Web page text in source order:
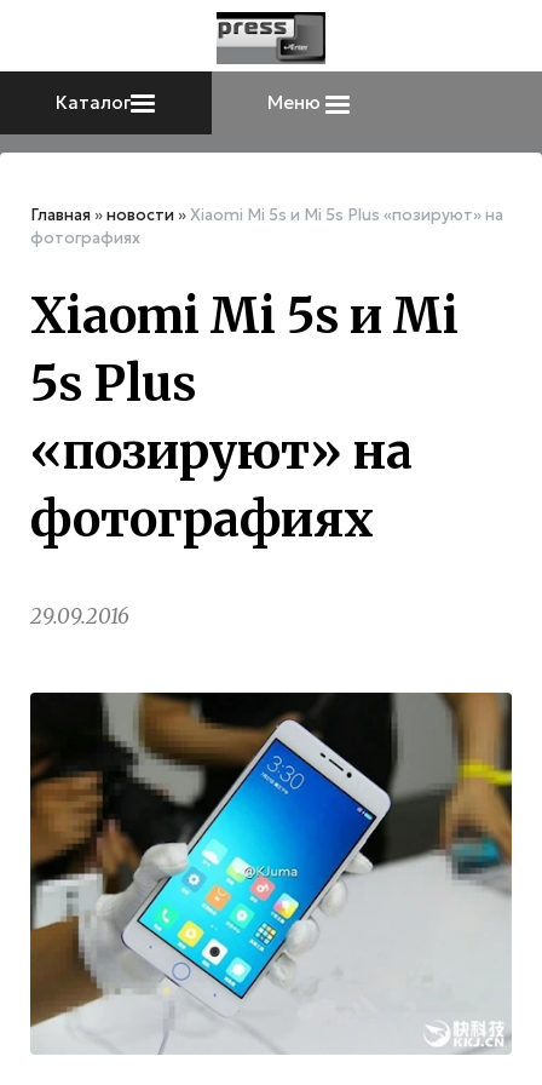
Каталог Меню
Главная »новости »Xiaomi Mi 5s и Mi 5s Plus «позируют» на
фотографиях
Xiaomi Mi 5s и Mi
5s Plus
«позируют» на
фотографиях
29.09.2016